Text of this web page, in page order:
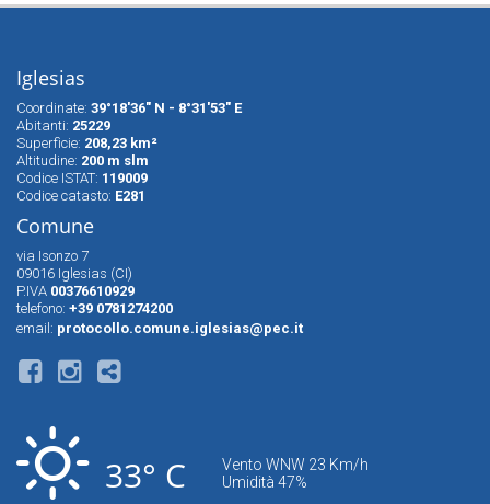
Iglesias
Coordinate: 39°18'36" N - 8°31'53" E
Abitanti: 25229
Superfìcie: 208,23 km²
Altitudine: 200 m slm
Codice ISTAT: 119009
Codice catasto: E281
Comune
via Isonzo 7
09016 Iglesias (CI)
P.IVA 00376610929
telefono: +39 0781274200
email: protocollo.comune.iglesias@pec.it
33° C
Vento WNW 23 Km/h
Umidità 47%